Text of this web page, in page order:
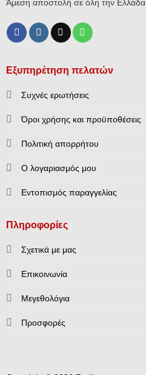
Άμεση αποστολή σε όλη την Ελλάδα.
Εξυπηρέτηση πελατών
Συχνές ερωτήσεις
Όροι χρήσης και προϋποθέσεις
Πολιτική απορρήτου
Ο λογαριασμός μου
Εντοπισμός παραγγελίας
Πληροφορίες
Σχετικά με μας
Επικοινωνία
Mεγεθολόγια
Προσφορές